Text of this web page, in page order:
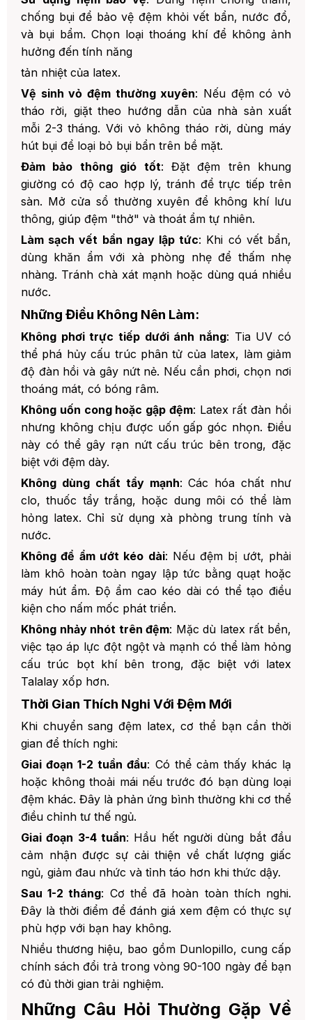
chống bụi để bảo vệ đệm khỏi vết bẩn, nước đổ,
và bụi bẩm. Chọn loại thoáng khí để không ảnh
hưởng đến tính năng
tản nhiệt của latex.
Vệ sinh vỏ đệm thường xuyên: Nếu đệm có vỏ
tháo rời, giặt theo hướng dẫn của nhà sản xuất
mỗi 2-3 tháng. Với vỏ không tháo rời, dùng máy
hút bụi để loại bỏ bụi bẩn trên bề mặt.
Đảm bảo thông gió tốt: Đặt đệm trên khung
giường có độ cao hợp lý, tránh để trực tiếp trên
sàn. Mở cửa sổ thường xuyên để không khí lưu
thông, giúp đệm "thở" và thoát ẩm tự nhiên.
Làm sạch vết bẩn ngay lập tức: Khi có vết bẩn,
dùng khăn ẩm với xà phòng nhẹ để thấm nhẹ
nhàng. Tránh chà xát mạnh hoặc dùng quá nhiều
nước.
Những Điều Không Nên Làm:
Không phơi trực tiếp dưới ánh nắng: Tia UV có
thể phá hủy cấu trúc phân tử của latex, làm giảm
độ đàn hồi và gây nứt nẻ. Nếu cần phơi, chọn nơi
thoáng mát, có bóng râm.
Không uốn cong hoặc gập đệm: Latex rất đàn hồi
nhưng không chịu được uốn gấp góc nhọn. Điều
này có thể gây rạn nứt cấu trúc bên trong, đặc
biệt với đệm dày.
Không dùng chất tẩy mạnh: Các hóa chất như
clo, thuốc tẩy trắng, hoặc dung môi có thể làm
hỏng latex. Chỉ sử dụng xà phòng trung tính và
nước.
Không để ẩm ướt kéo dài: Nếu đệm bị ướt, phải
làm khô hoàn toàn ngay lập tức bằng quạt hoặc
máy hút ẩm. Độ ẩm cao kéo dài có thể tạo điều
kiện cho nấm mốc phát triển.
Không nhảy nhót trên đệm: Mặc dù latex rất bền,
việc tạo áp lực đột ngột và mạnh có thể làm hỏng
cấu trúc bọt khí bên trong, đặc biệt với latex
Talalay xốp hơn.
Thời Gian Thích Nghi Với Đệm Mới
Khi chuyển sang đệm latex, cơ thể bạn cần thời
gian để thích nghi:
Giai đoạn 1-2 tuần đầu: Có thể cảm thấy khác lạ
hoặc không thoải mái nếu trước đó bạn dùng loại
đệm khác. Đây là phản ứng bình thường khi cơ thể
điều chỉnh tư thế ngủ.
Giai đoạn 3-4 tuần: Hầu hết người dùng bắt đầu
cảm nhận được sự cải thiện về chất lượng giấc
ngủ, giảm đau nhức và tỉnh táo hơn khi thức dậy.
Sau 1-2 tháng: Cơ thể đã hoàn toàn thích nghi.
Đây là thời điểm để đánh giá xem đệm có thực sự
phù hợp với bạn hay không.
Nhiều thương hiệu, bao gồm Dunlopillo, cung cấp
chính sách đổi trả trong vòng 90-100 ngày để bạn
có đủ thời gian trải nghiệm.
Những Câu Hỏi Thường Gặp Về